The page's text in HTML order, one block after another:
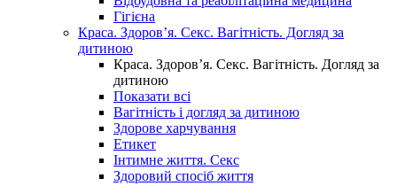
Гігієна
Краса. Здоров’я. Секс. Вагітність. Догляд за
дитиною
Краса. Здоров’я. Секс. Вагітність. Догляд за
дитиною
Показати всі
Вагітність і догляд за дитиною
Здорове харчування
Етикет
Інтимне життя. Секс
Здоровий спосіб життя